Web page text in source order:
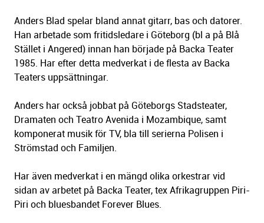
Anders Blad spelar bland annat gitarr, bas och datorer.
Han arbetade som fritidsledare i Göteborg (bl a på Blå
Stället i Angered) innan han började på Backa Teater
1985. Har efter detta medverkat i de flesta av Backa
Teaters uppsättningar.
Anders har också jobbat på Göteborgs Stadsteater,
Dramaten och Teatro Avenida i Mozambique, samt
komponerat musik för TV, bla till serierna Polisen i
Strömstad och Familjen.
Har även medverkat i en mängd olika orkestrar vid
sidan av arbetet på Backa Teater, tex Afrikagruppen Piri-
Piri och bluesbandet Forever Blues.